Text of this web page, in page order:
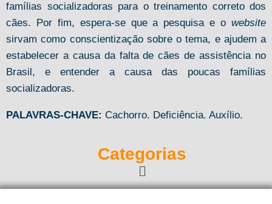
famílias socializadoras para o treinamento correto dos
cães. Por fim, espera-se que a pesquisa e o website
sirvam como conscientização sobre o tema, e ajudem a
estabelecer a causa da falta de cães de assistência no
Brasil, e entender a causa das poucas famílias
socializadoras.
PALAVRAS-CHAVE: Cachorro. Deficiência. Auxílio.
Categorias